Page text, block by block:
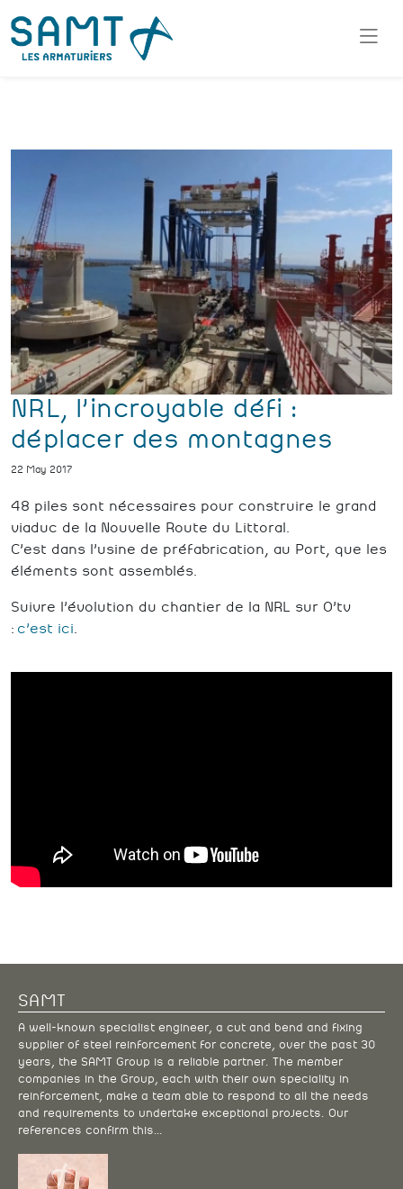
NRL, l’incroyable défi :
déplacer des montagnes
22 May 2017
48 piles sont nécessaires pour construire le grand
viaduc de la Nouvelle Route du Littoral.
C’est dans l’usine de préfabrication, au Port, que les
éléments sont assemblés.
Suivre l’évolution du chantier de la NRL sur O’tv
: c’est ici
SAMT
A well-known specialist engineer, a cut and bend and fixing
supplier of steel reinforcement for concrete, over the past 30
years, the SAMT Group is a reliable partner. The member
companies in the Group, each with their own speciality in
reinforcement, make a team able to respond to all the needs
and requirements to undertake exceptional projects. Our
references confirm this…